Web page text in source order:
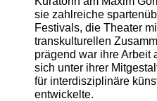
sie zahlreiche
Festivals, die Theater
transkulturellen
prägend war ihre Arbeit
sich unter ihrer
für interdisziplinäre
entwickelte.